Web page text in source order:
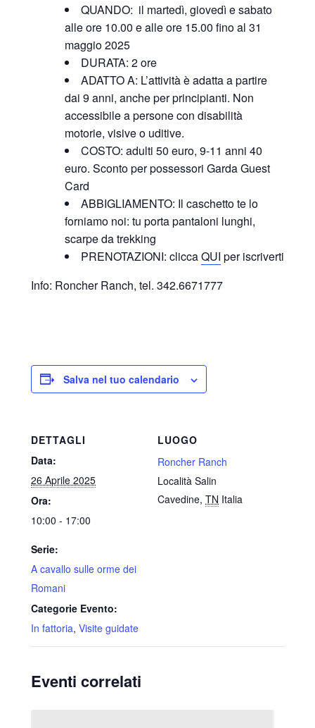
QUANDO: il martedì, giovedì e sabato
alle ore 10.00 e alle ore 15.00 fino al 31
maggio 2025
DURATA: 2 ore
ADATTO A: L’attività è adatta a partire
dai 9 anni, anche per principianti. Non
accessibile a persone con disabilità
motorie, visive o uditive.
COSTO: adulti 50 euro, 9-11 anni 40
euro. Sconto per possessori Garda Guest
Card
ABBIGLIAMENTO: Il caschetto te lo
forniamo noi: tu porta pantaloni lunghi,
scarpe da trekking
PRENOTAZIONI: cliccaQUI per iscriverti
Info: Roncher Ranch, tel. 342.6671777
Salva nel tuo calendario
DETTAGLI
Data:
26 Aprile 2025
Ora:
10:00 - 17:00
Serie:
A cavallo sulle orme dei
Romani
Categorie Evento:
In fattoria, Visite guidate
LUOGO
Roncher Ranch
Località Salin
Cavedine, TN Italia
Eventi correlati